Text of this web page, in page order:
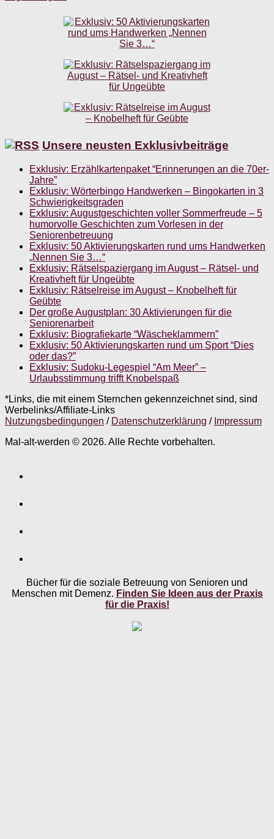
Unsere neusten Exklusivbeiträge
Exklusiv: Erzählkartenpaket “Erinnerungen an die 70er-
Jahre”
Exklusiv: Wörterbingo Handwerken – Bingokarten in 3
Schwierigkeitsgraden
Exklusiv: Augustgeschichten voller Sommerfreude – 5
humorvolle Geschichten zum Vorlesen in der
Seniorenbetreuung
Exklusiv: 50 Aktivierungskarten rund ums Handwerken
„Nennen Sie 3…“
Exklusiv: Rätselspaziergang im August – Rätsel- und
Kreativheft für Ungeübte
Exklusiv: Rätselreise im August – Knobelheft für
Geübte
Der große Augustplan: 30 Aktivierungen für die
Seniorenarbeit
Exklusiv: Biografiekarte “Wäscheklammern”
Exklusiv: 50 Aktivierungskarten rund um Sport “Dies
oder das?”
Exklusiv: Sudoku-Legespiel “Am Meer” –
Urlaubsstimmung trifft Knobelspaß
*Links, die mit einem Sternchen gekennzeichnet sind, sind
Werbelinks/Affiliate-Links
Nutzungsbedingungen / Datenschutzerklärung / Impressum
Mal-alt-werden © 2026. Alle Rechte vorbehalten.
Bücher für die soziale Betreuung von Senioren und
Menschen mit Demenz. Finden Sie Ideen aus der Praxis
für die Praxis!